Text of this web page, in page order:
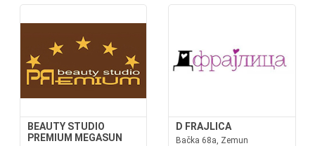
BEAUTY STUDIO
PREMIUM MEGASUN
D FRAJLICA
Bačka 68a, Zemun